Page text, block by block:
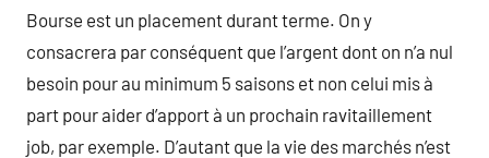
Bourse est un placement durant terme. On y
consacrera par conséquent que l’argent dont on n’a nul
besoin pour au minimum 5 saisons et non celui mis à
part pour aider d’apport à un prochain ravitaillement
job, par exemple. D’autant que la vie des marchés n’est